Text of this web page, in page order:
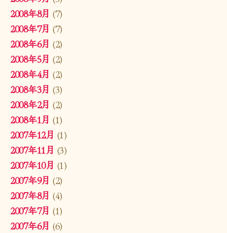
2008年8月 (7)
2008年7月 (7)
2008年6月 (2)
2008年5月 (2)
2008年4月 (2)
2008年3月 (3)
2008年2月 (2)
2008年1月 (1)
2007年12月 (1)
2007年11月 (3)
2007年10月 (1)
2007年9月 (2)
2007年8月 (4)
2007年7月 (1)
2007年6月 (6)